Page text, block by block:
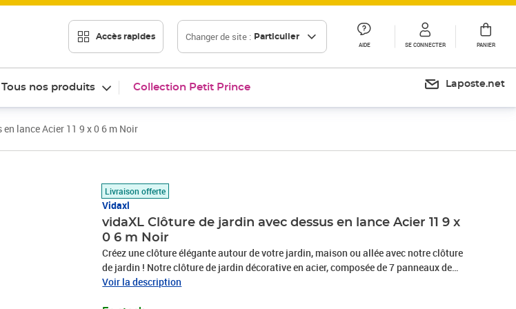
Accès rapides Changer de site : Particulier
AIDE SE CONNECTER PANIER
Tous nos produits Collection Petit Prince Laposte.net
lance Acier 11 9 x 0 6 m Noir
Livraison offerte
Vidaxl
vidaXL Clôture de jardin avec dessus en lance Acier 11 9 x
0 6 m Noir
Créez une clôture élégante autour de votre jardin, maison ou allée avec notre clôture
de jardin ! Notre clôture de jardin décorative en acier, composée de 7 panneaux de
clôture et de 8 poteaux, a une longueur totale de 11,9 mètres. Elle constituera une
Voir la description
Prix 392,14€